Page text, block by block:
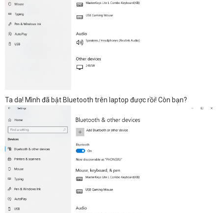
Ta da! Mình đã bật Bluetooth trên laptop được rồi! Còn bạn?